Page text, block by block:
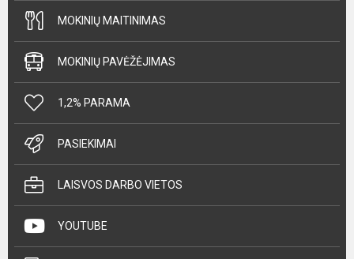
MOKINIŲ MAITINIMAS
MOKINIŲ PAVĖŽĖJIMAS
1,2% PARAMA
PASIEKIMAI
LAISVOS DARBO VIETOS
YOUTUBE